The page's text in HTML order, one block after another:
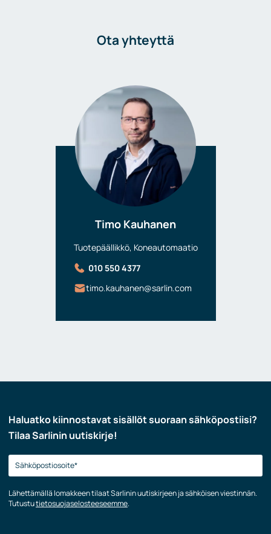
Ota yhteyttä
Timo Kauhanen
Tuotepäällikkö, Koneautomaatio
010 550 4377
timo.kauhanen@sarlin.com
Haluatko kiinnostavat sisällöt suoraan sähköpostiisi?
Tilaa Sarlinin uutiskirje!
Lähettämällä lomakkeen tilaat Sarlinin uutiskirjeen ja sähköisen viestinnän.
Tutustutietosuojaselosteeseemme.